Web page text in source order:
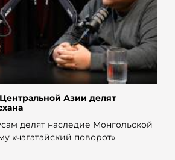
Азии делят
делят наследие Монгольской
«чагатайский поворот»